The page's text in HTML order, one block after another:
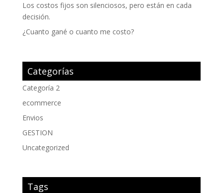
Los costos fijos son silenciosos, pero están en cada
decisión.
¿Cuanto gané o cuanto me costo?
Categorías
Categoría 2
ecommerce
Envios
GESTION
Uncategorized
Tags